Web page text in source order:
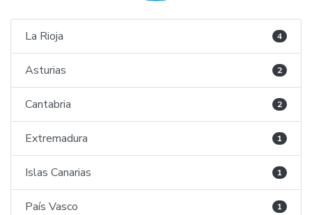
La Rioja 4
Asturias 2
Cantabria 2
Extremadura 1
Islas Canarias 1
País Vasco 1